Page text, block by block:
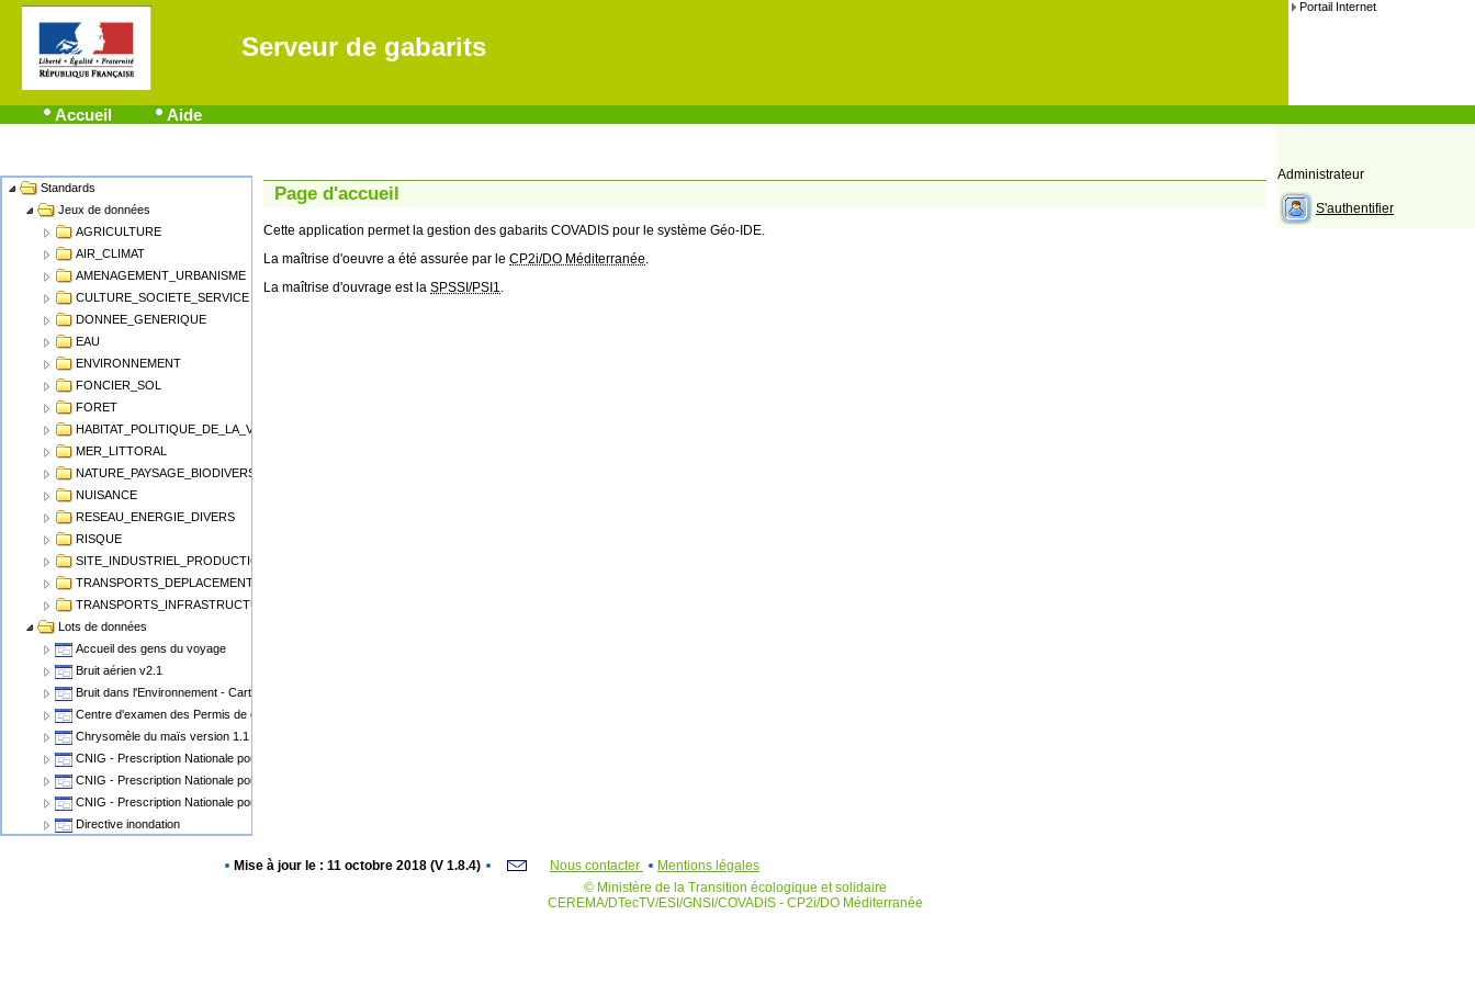
Portail Internet
Serveur de gabarits
Accueil Aide
Name Standards
Jeux de données
AGRICULTURE
AIR_CLIMAT
AMENAGEMENT_URBANISME
CULTURE_SOCIETE_SERVICE
DONNEE_GENERIQUE
EAU
ENVIRONNEMENT
FONCIER_SOL
FORET
HABITAT_POLITIQUE_DE_LA_VILLE
MER_LITTORAL
NATURE_PAYSAGE_BIODIVERSITE
NUISANCE
RESEAU_ENERGIE_DIVERS
RISQUE
SITE_INDUSTRIEL_PRODUCTION
TRANSPORTS_DEPLACEMENT
TRANSPORTS_INFRASTRUCTURE
Lots de données
Accueil des gens du voyage
Bruit aérien v2.1
Bruit dans l'Environnement - Cartographie du Bruit v1.1
Centre d'examen des Permis de conduire
Chrysomèle du maïs version 1.1
CNIG - Prescription Nationale pour les Cartes Communales
CNIG - Prescription Nationale pour les PLU, POS
CNIG - Prescription Nationale pour les Servitudes d'Utilité Publique (SUP)
Directive inondation
Epidémiosurveillance animale
Page d'accueil
Cette application permet la gestion des gabarits COVADIS pour le système Géo-IDE.
La maîtrise d'oeuvre a été assurée par le CP2i/DO Méditerranée.
La maîtrise d'ouvrage est la SPSSI/PSI1.
Administrateur
S'authentifier
Mise à jour le : 11 octobre 2018 (V 1.8.4) Nous contacter
Mentions légales
© Ministère de la Transition écologique et solidaire
CEREMA/DTecTV/ESI/GNSI/COVADIS - CP2i/DO Méditerranée